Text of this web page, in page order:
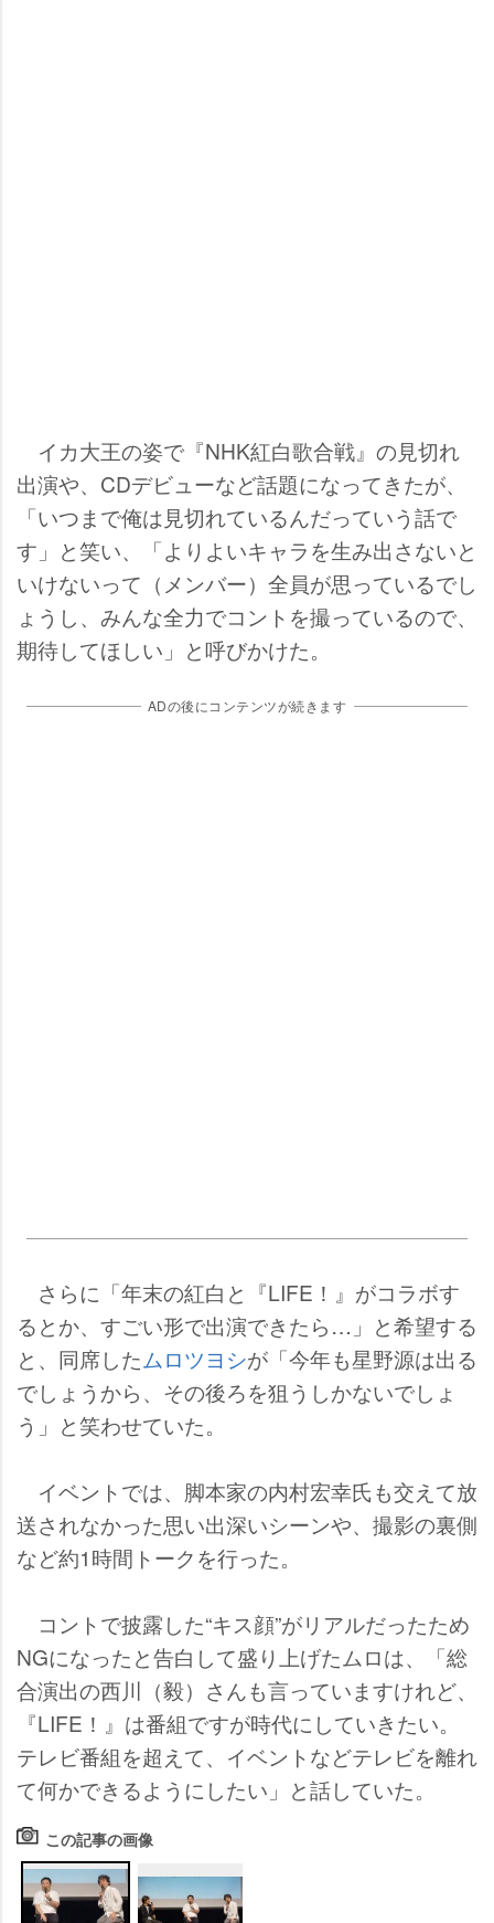
イカ大王の姿で『NHK紅白歌合戦』の見切れ
出演や、CDデビューなど話題になってきたが、
「いつまで俺は見切れているんだっていう話で
す」と笑い、「よりよいキャラを生み出さないと
いけないって（メンバー）全員が思っているでし
ょうし、みんな全力でコントを撮っているので、
期待してほしい」と呼びかけた。
ADの後にコンテンツが続きます
さらに「年末の紅白と『LIFE！』がコラボす
るとか、すごい形で出演できたら…」と希望する
と、同席したムロツヨシが「今年も星野源は出る
でしょうから、その後ろを狙うしかないでしょ
う」と笑わせていた。
イベントでは、脚本家の内村宏幸氏も交えて放
送されなかった思い出深いシーンや、撮影の裏側
など約1時間トークを行った。
コントで披露した“キス顔”がリアルだったため
NGになったと告白して盛り上げたムロは、「総
合演出の西川（毅）さんも言っていますけれど、
『LIFE！』は番組ですが時代にしていきたい。
テレビ番組を超えて、イベントなどテレビを離れ
て何かできるようにしたい」と話していた。
この記事の画像